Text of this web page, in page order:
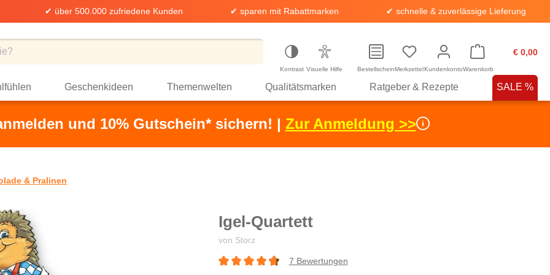
✔ über 500.000 zufriedene Kunden ✔ sparen mit Rabattmarken ✔ schnelle & zuverlässige Lieferung
Kontrast Visuelle Hilfe BestellscheinMerkzettelKundenkonto
€ 0,00
Warenkorb
Geschenkideen Themenwelten Qualitätsmarken Ratgeber & Rezepte SALE %
und 10% Gutschein* sichern! | Zur Anmeldung >>
& Pralinen
Igel-Quartett
von Storz
7 Bewertungen